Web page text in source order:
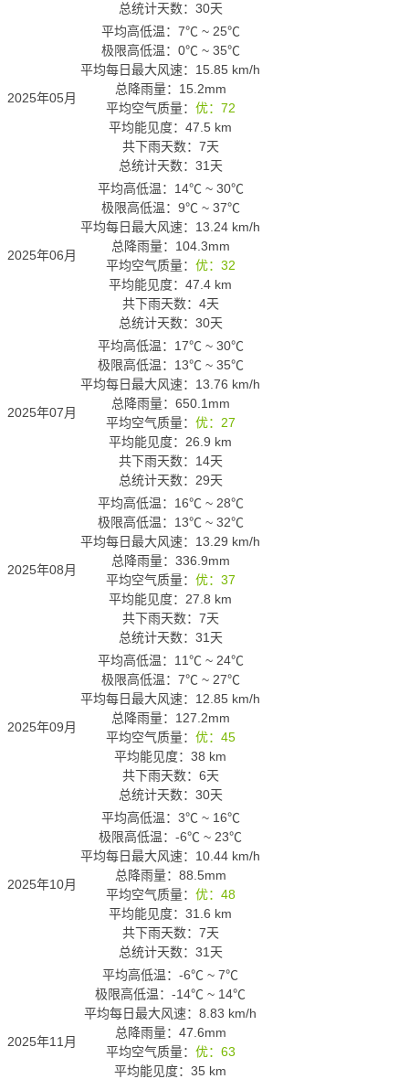
总统计天数：30天
2025年05月
平均高低温： 7℃ ~ 25℃
极限高低温： 0℃ ~ 35℃
平均每日最大风速：15.85 km/h
总降雨量：15.2mm
平均空气质量： 优：72
平均能见度：47.5 km
共下雨天数：7天
总统计天数：31天
2025年06月
平均高低温： 14℃ ~ 30℃
极限高低温： 9℃ ~ 37℃
平均每日最大风速：13.24 km/h
总降雨量：104.3mm
平均空气质量： 优：32
平均能见度：47.4 km
共下雨天数：4天
总统计天数：30天
2025年07月
平均高低温： 17℃ ~ 30℃
极限高低温： 13℃ ~ 35℃
平均每日最大风速：13.76 km/h
总降雨量：650.1mm
平均空气质量： 优：27
平均能见度：26.9 km
共下雨天数：14天
总统计天数：29天
2025年08月
平均高低温： 16℃ ~ 28℃
极限高低温： 13℃ ~ 32℃
平均每日最大风速：13.29 km/h
总降雨量：336.9mm
平均空气质量： 优：37
平均能见度：27.8 km
共下雨天数：7天
总统计天数：31天
2025年09月
平均高低温： 11℃ ~ 24℃
极限高低温： 7℃ ~ 27℃
平均每日最大风速：12.85 km/h
总降雨量：127.2mm
平均空气质量： 优：45
平均能见度：38 km
共下雨天数：6天
总统计天数：30天
2025年10月
平均高低温： 3℃ ~ 16℃
极限高低温： -6℃ ~ 23℃
平均每日最大风速：10.44 km/h
总降雨量：88.5mm
平均空气质量： 优：48
平均能见度：31.6 km
共下雨天数：7天
总统计天数：31天
2025年11月
平均高低温： -6℃ ~ 7℃
极限高低温： -14℃ ~ 14℃
平均每日最大风速：8.83 km/h
总降雨量：47.6mm
平均空气质量： 优：63
平均能见度：35 km